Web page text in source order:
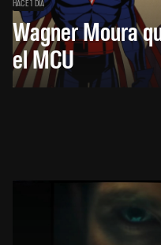
HACE 1 DÍA
Wagner Moura
el MCU